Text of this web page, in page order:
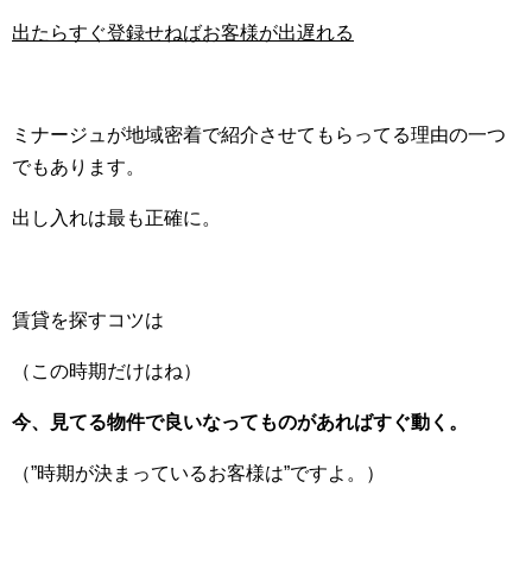
出たらすぐ登録せねばお客様が出遅れる
ミナージュが地域密着で紹介させてもらってる理由の一つ
でもあります。
出し入れは最も正確に。
賃貸を探すコツは
（この時期だけはね）
今、見てる物件で良いなってものがあればすぐ動く。
（”時期が決まっているお客様は”ですよ。）